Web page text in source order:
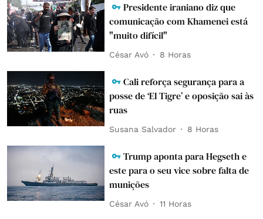
Presidente iraniano diz que
comunicação com Khamenei está
"muito difícil"
César Avó 8 Horas
Cali reforça segurança para a
posse de ‘El Tigre’ e oposição sai às
ruas
Susana Salvador 8 Horas
Trump aponta para Hegseth e
este para o seu vice sobre falta de
munições
César Avó 11 Horas